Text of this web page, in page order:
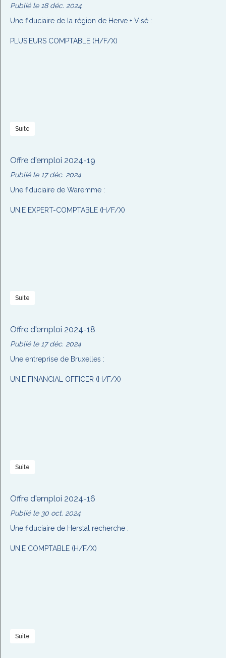
Publié le 18 déc. 2024
Une fiduciaire de la région de Herve + Visé :
PLUSIEURS COMPTABLE (H/F/X)
Suite
Offre d'emploi 2024-19
Publié le 17 déc. 2024
Une fiduciaire de Waremme :
UN.E EXPERT-COMPTABLE (H/F/X)
Suite
Offre d'emploi 2024-18
Publié le 17 déc. 2024
Une entreprise de Bruxelles :
UN.E FINANCIAL OFFICER (H/F/X)
Suite
Offre d'emploi 2024-16
Publié le 30 oct. 2024
Une fiduciaire de Herstal recherche :
UN.E COMPTABLE (H/F/X)
Suite